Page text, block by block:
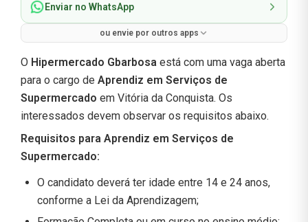
Enviar no WhatsApp
ou envie por outros apps
O Hipermercado Gbarbosa está com uma vaga aberta
para o cargo de Aprendiz em Serviços de
Supermercado em Vitória da Conquista. Os
interessados devem observar os requisitos abaixo.
Requisitos para Aprendiz em Serviços de
Supermercado:
O candidato deverá ter idade entre 14 e 24 anos,
conforme a Lei da Aprendizagem;